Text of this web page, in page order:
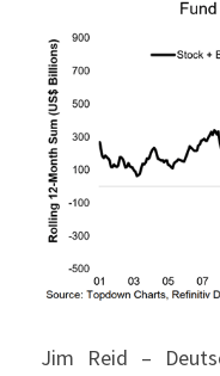
Jim Reid –